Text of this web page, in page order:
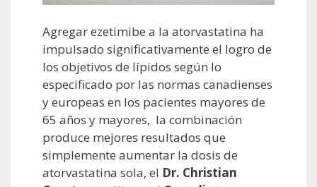
Agregar ezetimibe a la atorvastatina ha
impulsado significativamente el logro de
los objetivos de lípidos según lo
especificado por las normas canadienses
y europeas en los pacientes mayores de
65 años y mayores, la combinación
produce mejores resultados que
simplemente aumentar la dosis de
atorvastatina sola, el Dr. Christian